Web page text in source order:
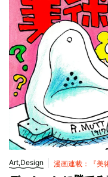
Art,Design 漫画連載：『美